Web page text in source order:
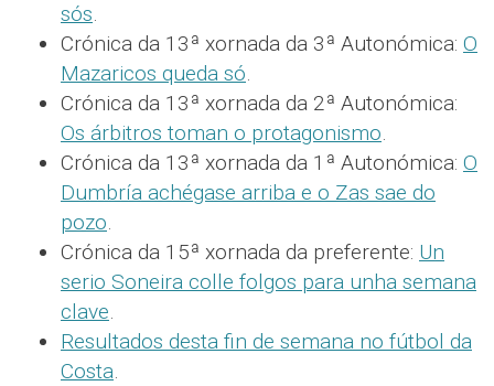
sós.
Crónica da 13ª xornada da 3ª Autonómica: O
Mazaricos queda só.
Crónica da 13ª xornada da 2ª Autonómica:
Os árbitros toman o protagonismo.
Crónica da 13ª xornada da 1ª Autonómica: O
Dumbría achégase arriba e o Zas sae do
pozo.
Crónica da 15ª xornada da preferente: Un
serio Soneira colle folgos para unha semana
clave.
Resultados desta fin de semana no fútbol da
Costa.